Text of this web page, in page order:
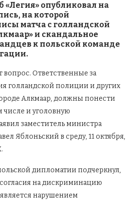
«Легия» опубликовал на
на которой
матча с голландской
и скандальное
к польской команде
вопрос. Ответственные за
голландской полиции и других
Алкмаар, должны понести
числе и уголовную
заместитель министра
Яблоньский в среду, 11 октября,
дипломатии подчеркнул,
на дискриминацию
нарушением